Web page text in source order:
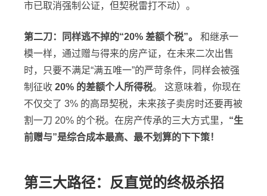
市已取消强制公证，但契税雷打不动）。
第二刀：同样逃不掉的“20% 差额个税”。
和继承一
模一样，通过赠与得来的房产证，在未来二次出售
时，只要不满足“满五唯一”的严苛条件，同样会被强
制征收 20% 的差额个人所得税。 这意味着，你现在
不仅交了 3% 的高昂契税，未来孩子卖房时还要再被
割一刀 20% 的个税。在房产传承的三大方式里， “生
前赠与”是综合成本最高、最不划算的下下策！
第三大路径：反直觉的终极杀招